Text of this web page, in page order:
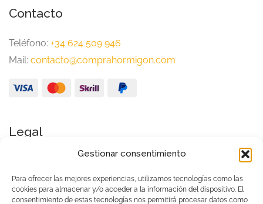
Gestionar consentimiento
Para ofrecer las mejores experiencias, utilizamos tecnologías como las
cookies para almacenar y/o acceder a la información del dispositivo. El
consentimiento de estas tecnologías nos permitirá procesar datos como
Contacto
Teléfono: +34 624 509 946
Mail: contacto@comprahormigon.com
Legal
Política de Privacidad
Condiciones generales de uso